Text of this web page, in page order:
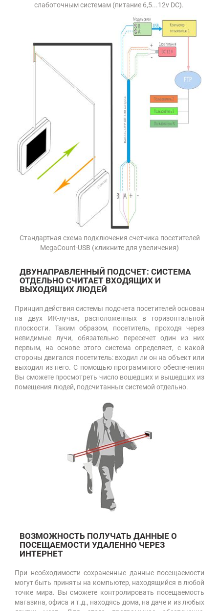
слаботочным системам (питание 6,5...12v DC).
Стандартная схема подключения счетчика посетителей
MegaCount-USB (кликните для увеличения)
ДВУНАПРАВЛЕННЫЙ ПОДСЧЕТ: СИСТЕМА
ОТДЕЛЬНО СЧИТАЕТ ВХОДЯЩИХ И
ВЫХОДЯЩИХ ЛЮДЕЙ
Принцип действия системы подсчета посетителей основан
на двух ИК-лучах, расположенных в горизонтальной
плоскости. Таким образом, посетитель, проходя через
невидимые лучи, обязательно пересечет один из них
первым, на основе этого система определяет, с какой
стороны двигался посетитель: входил ли он на объект или
выходил из него. С помощью программного обеспечения
Вы сможете просмотреть число вошедших и вышедших из
помещения людей, подсчитанных системой отдельно.
ВОЗМОЖНОСТЬ ПОЛУЧАТЬ ДАННЫЕ О
ПОСЕЩАЕМОСТИ УДАЛЕННО ЧЕРЕЗ
ИНТЕРНЕТ
При необходимости сохраненные данные посещаемости
могут быть приняты на компьютер, находящийся в любой
точке мира. Вы сможете контролировать посещаемость
магазина, офиса и т.д., находясь дома, на даче и из любых